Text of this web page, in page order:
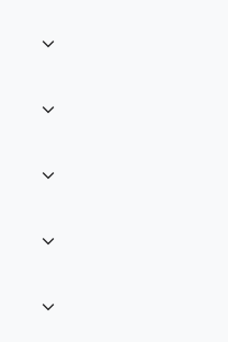
expand_more
expand_more
expand_more
expand_more
expand_more